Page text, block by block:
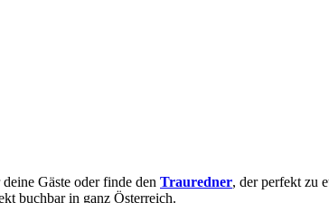
Gäste oder finde den Trauredner, der perfekt zu
buchbar in ganz Österreich.